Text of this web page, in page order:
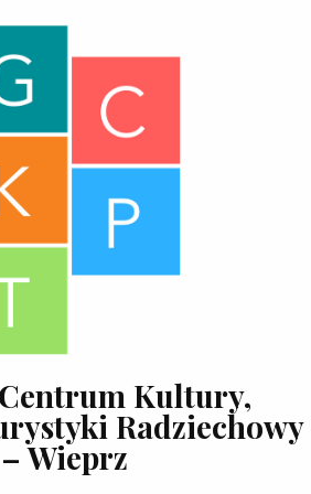
Kultury,
Radziechowy
– Wieprz